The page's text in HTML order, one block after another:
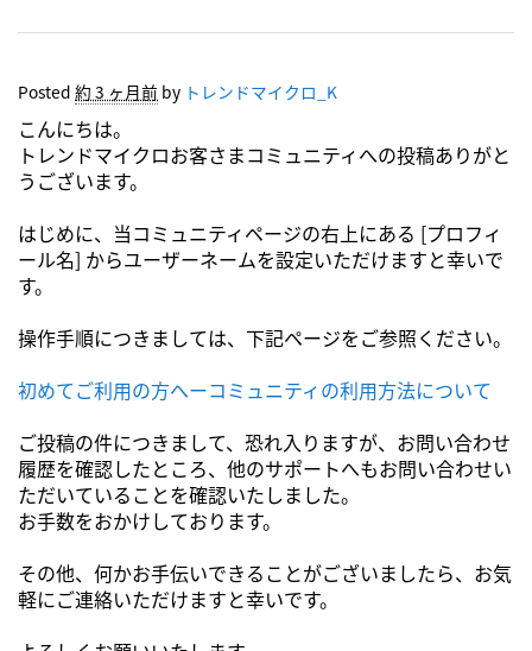
Posted 約 3 ヶ月前 by トレンドマイクロ_K
こんにちは。
トレンドマイクロお客さまコミュニティへの投稿ありがと
うございます。
はじめに、当コミュニティページの右上にある [プロフィ
ール名] からユーザーネームを設定いただけますと幸いで
す。
操作手順につきましては、下記ページをご参照ください。
初めてご利用の方へーコミュニティの利用方法について
ご投稿の件につきまして、恐れ入りますが、お問い合わせ
履歴を確認したところ、他のサポートへもお問い合わせい
ただいていることを確認いたしました。
お手数をおかけしております。
その他、何かお手伝いできることがございましたら、お気
軽にご連絡いただけますと幸いです。